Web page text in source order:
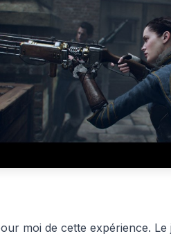
moi de cette expérience.